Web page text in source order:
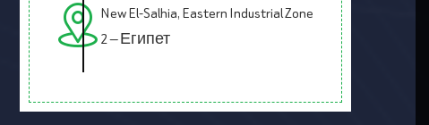
New El-Salhia, Eastern Industrial Zone
2 — Египет